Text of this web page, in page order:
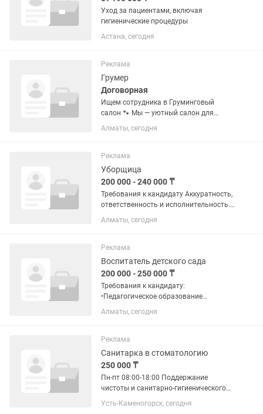
Уход за пациентами, включая
гигиенические процедуры
Астана, сегодня
Реклама
Грумер
Договорная
Ищем сотрудника в Груминговый
салон 🐾 Мы — уютный салон для
животных, где ценим качество, заботу
и любовь к питомцам. В нашу команду
сотрудник, готовый работать с...
Алматы, сегодня
Реклама
Уборщица
200 000 - 240 000 ₸
Требования к кандидату Аккуратность,
ответственность и исполнительность.
Соблюдение санитарно-гигиенических
норм и правил уборки медицинских
или санитаркой будет...
Алматы, сегодня
Реклама
Воспитатель детского сада
200 000 - 250 000 ₸
Требования к кандидату:
•Педагогическое образование
(дошкольное или начальное
образование). •Опыт работы с детьми
детям, ответственность,
доброжелательность и...
Алматы, сегодня
Реклама
Санитарка в стоматологию
250 000 ₸
Пн-пт 08:00-18:00 Поддержание
чистоты и санитарно-гигиенического
состояния помещений клиники:
•ежедневная и генеральная уборка
Усть-Каменогорск, сегодня